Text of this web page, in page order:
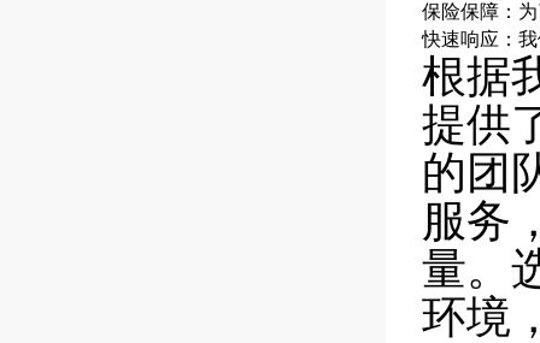
保险保障：
快速响应：
根据
提供
的团
服务
量。
环境